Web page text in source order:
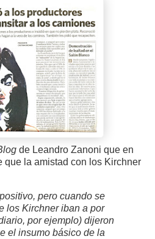
de Leandro Zanoni que en
que la amistad con los Kirchner
pero cuando se
los Kirchner iban a por
por ejemplo) dijeron
el insumo básico de la